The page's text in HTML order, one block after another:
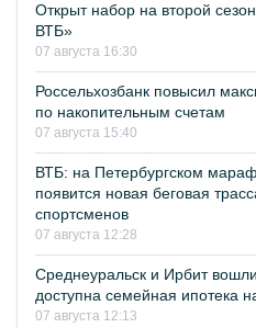
Открыт набор на второй
ВТБ»
07 августа 16:30
Россельхозбанк повысил
по накопительным счетам
07 августа 15:40
ВТБ: на Петербургском
появится новая беговая
спортсменов
07 августа 12:28
Среднеуральск и Ирбит
доступна семейная ипотека
07 августа 12:13